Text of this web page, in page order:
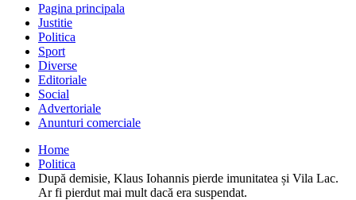
Pagina principala
Justitie
Politica
Sport
Diverse
Editoriale
Social
Advertoriale
Anunturi comerciale
Home
Politica
După demisie, Klaus Iohannis pierde imunitatea și Vila Lac.
Ar fi pierdut mai mult dacă era suspendat.